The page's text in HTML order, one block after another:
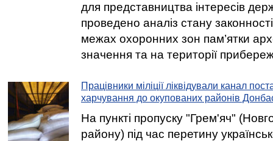
для представництва інтересів
проведено аналіз стану
межах охоронних зон пам’ятки
значення та на території
Працівники міліції ліквідували канал
харчування до окупованих районів
На пункті пропуску "Грем'яч"
району) під час перетину